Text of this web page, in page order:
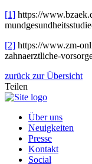
[1] https://
[2] https://www.zm-
zahnaerztliche-
zurück zur Übersicht
Teilen
Über uns
Neuigkeiten
Presse
Kontakt
Social